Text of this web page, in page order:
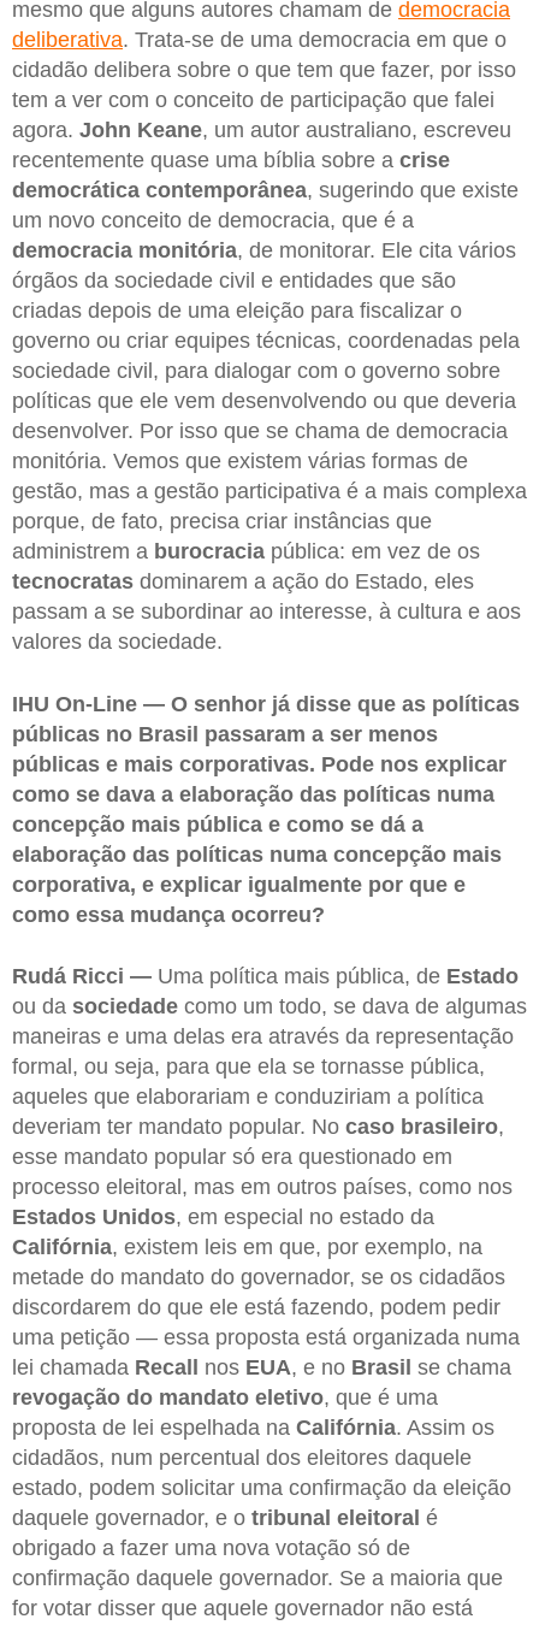
mesmo que alguns autores chamam de democracia
deliberativa. Trata-se de uma democracia em que o
cidadão delibera sobre o que tem que fazer, por isso
tem a ver com o conceito de participação que falei
agora. John Keane, um autor australiano, escreveu
recentemente quase uma bíblia sobre a crise
democrática contemporânea, sugerindo que existe
um novo conceito de democracia, que é a
democracia monitória, de monitorar. Ele cita vários
órgãos da sociedade civil e entidades que são
criadas depois de uma eleição para fiscalizar o
governo ou criar equipes técnicas, coordenadas pela
sociedade civil, para dialogar com o governo sobre
políticas que ele vem desenvolvendo ou que deveria
desenvolver. Por isso que se chama de democracia
monitória. Vemos que existem várias formas de
gestão, mas a gestão participativa é a mais complexa
porque, de fato, precisa criar instâncias que
administrem a burocracia pública: em vez de os
tecnocratas dominarem a ação do Estado, eles
passam a se subordinar ao interesse, à cultura e aos
valores da sociedade.
IHU On-Line — O senhor já disse que as políticas
públicas no Brasil passaram a ser menos
públicas e mais corporativas. Pode nos explicar
como se dava a elaboração das políticas numa
concepção mais pública e como se dá a
elaboração das políticas numa concepção mais
corporativa, e explicar igualmente por que e
como essa mudança ocorreu?
Rudá Ricci — Uma política mais pública, de Estado
ou da sociedade como um todo, se dava de algumas
maneiras e uma delas era através da representação
formal, ou seja, para que ela se tornasse pública,
aqueles que elaborariam e conduziriam a política
deveriam ter mandato popular. No caso brasileiro,
esse mandato popular só era questionado em
processo eleitoral, mas em outros países, como nos
Estados Unidos, em especial no estado da
Califórnia, existem leis em que, por exemplo, na
metade do mandato do governador, se os cidadãos
discordarem do que ele está fazendo, podem pedir
uma petição — essa proposta está organizada numa
lei chamada Recall nos EUA, e no Brasil se chama
revogação do mandato eletivo, que é uma
proposta de lei espelhada na Califórnia. Assim os
cidadãos, num percentual dos eleitores daquele
estado, podem solicitar uma confirmação da eleição
daquele governador, e o tribunal eleitoral é
obrigado a fazer uma nova votação só de
confirmação daquele governador. Se a maioria que
for votar disser que aquele governador não está